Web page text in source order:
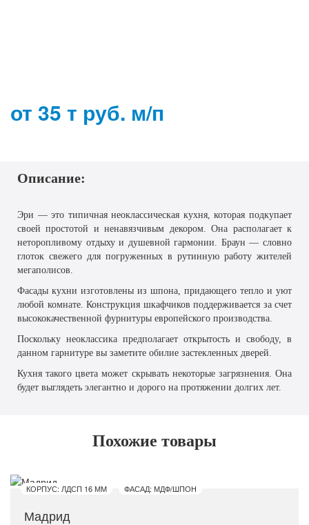
от 35 т руб. м/п
Описание:
Эри — это типичная неоклассическая кухня, которая подкупает
своей простотой и ненавязчивым декором. Она располагает к
неторопливому отдыху и душевной гармонии. Браун — словно
глоток свежего для погруженных в рутинную работу жителей
мегаполисов.
Фасады кухни изготовлены из шпона, придающего тепло и уют
любой комнате. Конструкция шкафчиков поддерживается за счет
высококачественной фурнитуры европейского производства.
Поскольку неоклассика предполагает открытость и свободу, в
данном гарнитуре вы заметите обилие застекленных дверей.
Кухня такого цвета может скрывать некоторые загрязнения. Она
будет выглядеть элегантно и дорого на протяжении долгих лет.
Похожие товары
КОРПУС: ЛДСП 16 ММ ФАСАД: МДФ/ШПОН
Мадрид